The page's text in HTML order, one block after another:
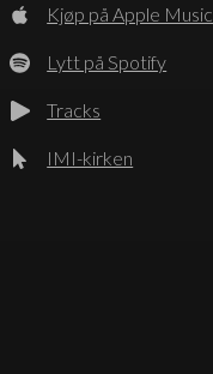
Kjøp på Apple Music
Lytt på Spotify
Tracks
IMI-kirken